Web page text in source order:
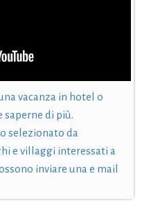
vacanza in hotel o
saperne di più.
selezionato da
e villaggi interessati a
inviare una e mail